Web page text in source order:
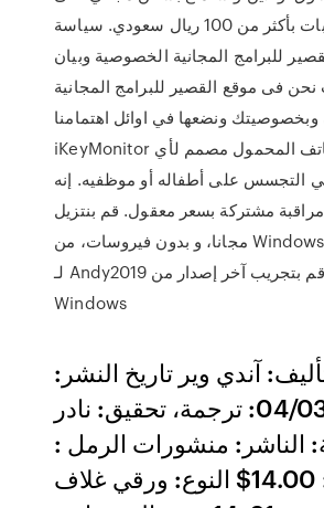
كل الطلبات بأكثر من 100 ريال سعودي. سياسة
للبرامج المجانية الخصوصية وبيان
فى موقع القصير للبرامج المجانية
وبخصوصيتك ونضعها في اوائل اهتمامنا
iKeyMonitor هو تطبيق للهاتف المحمول مصمم لأي
على أطفاله أو موظفيه. إنه
مشتركة بسعر معقول. ‫قم بنتزيل
Andy47.260 لـ Windows مجانا، و بدون فيروسات، من
Uptodown. قم بتجريب آخر إصدار من Andy2019 لـ
Windows
آندي وير تاريخ النشر:
04/03/2019: ترجمة، تحقيق: نادر
الناشر: منشورات الرمل :
سعرنا: 14.00$ النوع: ورقي غلاف